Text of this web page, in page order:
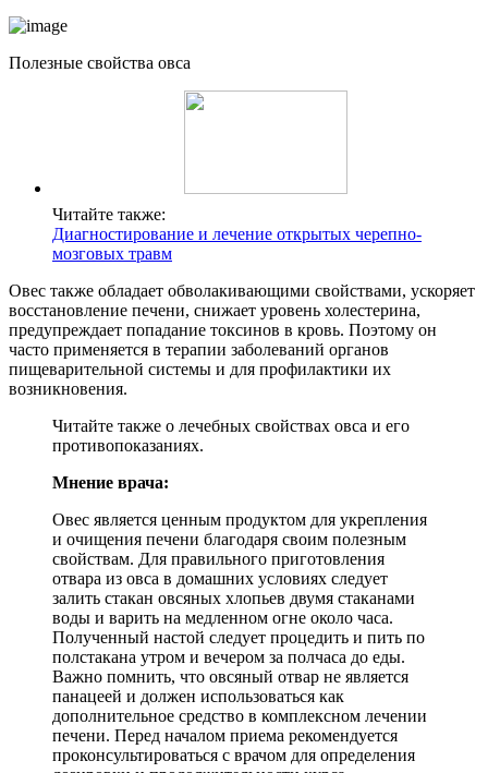
Полезные свойства овса
Читайте также:
Диагностирование и лечение открытых черепно-
мозговых травм
Овес также обладает обволакивающими свойствами, ускоряет
восстановление печени, снижает уровень холестерина,
предупреждает попадание токсинов в кровь. Поэтому он
часто применяется в терапии заболеваний органов
пищеварительной системы и для профилактики их
возникновения.
Читайте также о лечебных свойствах овса и его
противопоказаниях.
Мнение врача:
Овес является ценным продуктом для укрепления
и очищения печени благодаря своим полезным
свойствам. Для правильного приготовления
отвара из овса в домашних условиях следует
залить стакан овсяных хлопьев двумя стаканами
воды и варить на медленном огне около часа.
Полученный настой следует процедить и пить по
полстакана утром и вечером за полчаса до еды.
Важно помнить, что овсяный отвар не является
панацеей и должен использоваться как
дополнительное средство в комплексном лечении
печени. Перед началом приема рекомендуется
проконсультироваться с врачом для определения